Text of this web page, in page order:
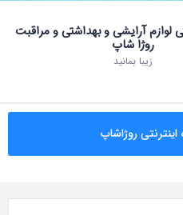
لوازم آرایشی و بهداشتی و مراقبت
روژا شاپ
زیبا بمانید
روژاشاپ